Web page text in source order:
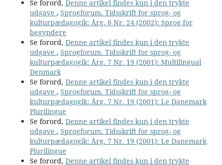
Se forord, Denne artikel findes kun i den trykte
udgave , Sprogforum. Tidsskrift for sprog- og
kulturpædagogik: Årg. 8 Nr. 24 (2002): Sprog for
begyndere
Se forord, Denne artikel findes kun i den trykte
udgave , Sprogforum. Tidsskrift for sprog- og
kulturpædagogik: Årg. 7 Nr. 19 (2001): Multilingual
Denmark
Se forord, Denne artikel findes kun i den trykte
udgave , Sprogforum. Tidsskrift for sprog- og
kulturpædagogik: Årg. 7 Nr. 19 (2001): Le Danemark
Plurilingue
Se forord, Denne artikel findes kun i den trykte
udgave , Sprogforum. Tidsskrift for sprog- og
kulturpædagogik: Årg. 7 Nr. 19 (2001): Le Danemark
Plurilingue
Se forord, Denne artikel findes kun i den trykte